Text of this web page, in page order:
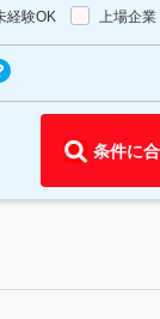
経験OK 上場企業
条件に